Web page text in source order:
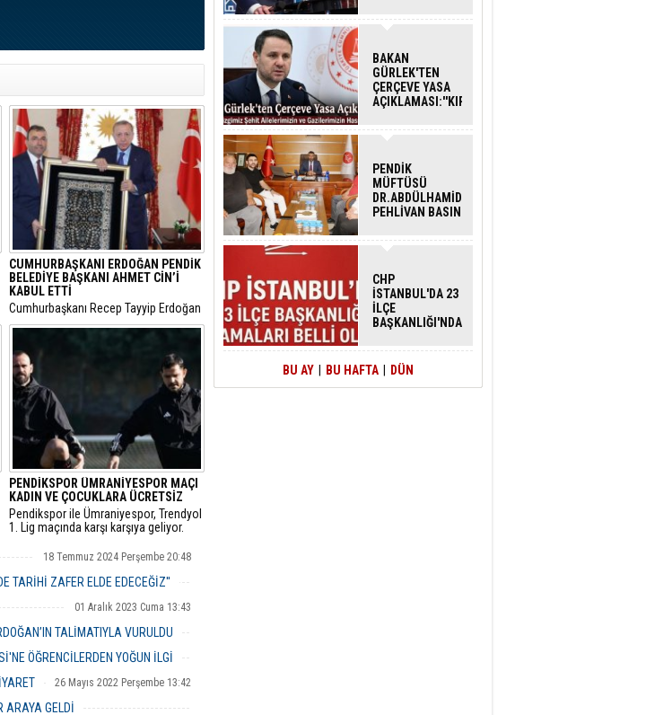
CUMHURBAŞKANI ERDOĞAN PENDİK
BELEDİYE BAŞKANI AHMET CİN’İ
KABUL ETTİ
Cumhurbaşkanı Recep Tayyip Erdoğan
Cumhurbaşkanlığı Dolmabahçe
Ofisi’nde Pendik Belediye Başkanı
Ahmet Cin’i kabul etti.
PENDİKSPOR ÜMRANİYESPOR MAÇI
KADIN VE ÇOCUKLARA ÜCRETSİZ
Pendikspor ile Ümraniyespor, Trendyol
1. Lig maçında karşı karşıya geliyor.
18 Temmuz 2024 Perşembe 20:48
TARİHİ ZAFER ELDE EDECEĞİZ''
22 Aralık 2023 Cuma 18:54
01 Aralık 2023 Cuma 13:43
TALİMATIYLA VURULDU
22 Nisan 2023 Cumartesi 13:43
ÖĞRENCİLERDEN YOĞUN İLGİ
06 Ocak 2023 Cuma 10:21
26 Mayıs 2022 Perşembe 13:42
ARAYA GELDİ
TAHLİYE KARARI
BAKAN
GÜRLEK'TEN
ÇERÇEVE YASA
AÇIKLAMASI:''KIRMIZI
AİLELERİ VE
HASSASİYETİDİR''
PENDİK
MÜFTÜSÜ
DR.ABDÜLHAMİD
PEHLİVAN BASIN
AĞIRLADI
CHP
İSTANBUL'DA 23
İLÇE
BAŞKANLIĞI'NDA
GERÇEKLEŞTİ
BU AY
BU HAFTA DÜN